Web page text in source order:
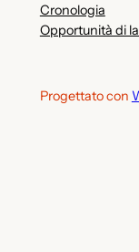
Cronologia
Opportunità di
Progettato con